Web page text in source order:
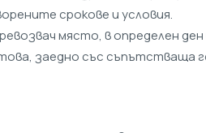
срокове и условия.
място, в определен
заедно със съпътстваща